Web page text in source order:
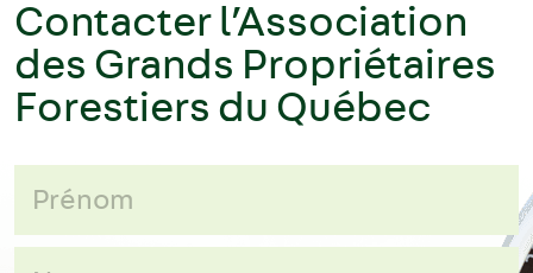
Contacter l’Association
des Grands Propriétaires
Forestiers du Québec